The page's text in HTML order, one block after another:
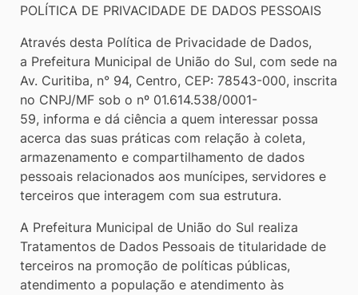
para
o
rodapé
[alt+4]
POLÍTICA DE PRIVACIDADE DE DADOS PESSOAIS
Através desta Política de Privacidade de Dados,
a Prefeitura Municipal de União do Sul, com sede na
Av. Curitiba, n° 94, Centro, CEP: 78543-000, inscrita
no CNPJ/MF sob o nº 01.614.538/0001-
59, informa e dá ciência a quem interessar possa
acerca das suas práticas com relação à coleta,
armazenamento e compartilhamento de dados
pessoais relacionados aos munícipes, servidores e
terceiros que interagem com sua estrutura.
A Prefeitura Municipal de União do Sul realiza
Tratamentos de Dados Pessoais de titularidade de
terceiros na promoção de políticas públicas,
atendimento a população e atendimento às